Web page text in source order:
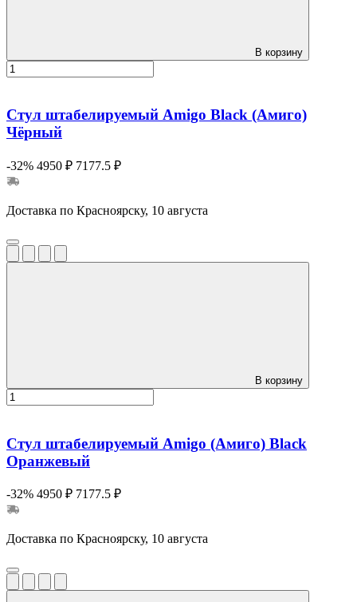
В корзину
Стул штабелируемый Amigo Black (Амиго)
Чёрный
-32% 4950 ₽ 7177.5 ₽
Доставка по Красноярску, 10 августа
В корзину
Стул штабелируемый Amigo (Амиго) Black
Оранжевый
-32% 4950 ₽ 7177.5 ₽
Доставка по Красноярску, 10 августа